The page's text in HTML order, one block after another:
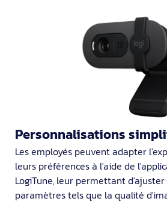
Personnalisations
Les employés peuvent adapter
leurs préférences à l'aide de
LogiTune, leur permettant
paramètres tels que la qualité